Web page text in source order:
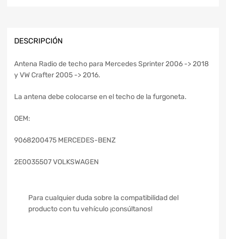
DESCRIPCIÓN
Antena Radio de techo para Mercedes Sprinter 2006 -> 2018
y VW Crafter 2005 -> 2016.
La antena debe colocarse en el techo de la furgoneta.
OEM:
9068200475 MERCEDES-BENZ
2E0035507 VOLKSWAGEN
Para cualquier duda sobre la compatibilidad del
producto con tu vehículo ¡consúltanos!